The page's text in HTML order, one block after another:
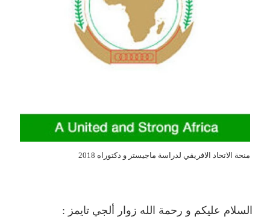
منحة الاتحاد الافريقي لدراسة ماجيستر و دكتوراه 2018
السلام عليكم و رحمة الله زوار ألجي تايمز :